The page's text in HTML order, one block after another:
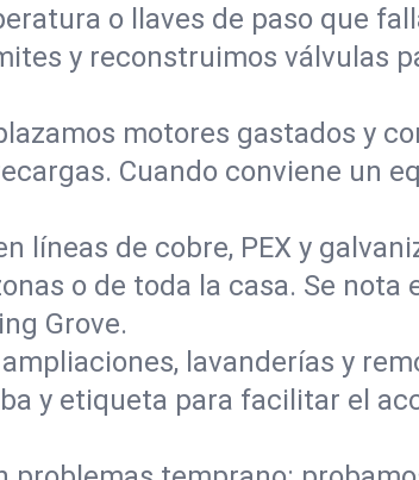
o llaves de paso que
y reconstruimos válvulas
motores gastados y
Cuando conviene un
líneas de cobre, PEX y
o de toda la casa. Se nota
Grove.
lavanderías y
y etiqueta para facilitar el